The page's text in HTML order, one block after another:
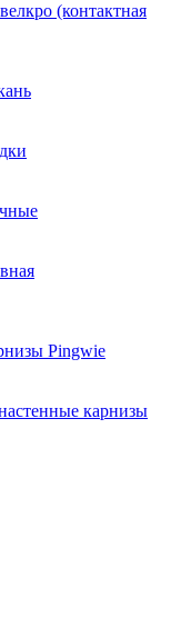
(контактная
Pingwie
карнизы